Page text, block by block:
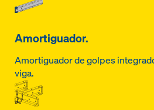
Amortiguador.
Amortiguador de golpes
viga.